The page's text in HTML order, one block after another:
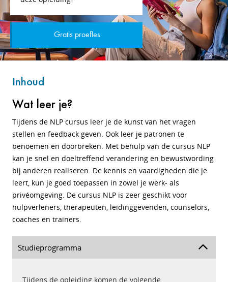
Gratis proefles
Inhoud
Wat leer je?
Tijdens de NLP cursus leer je de kunst van het vragen
stellen en feedback geven. Ook leer je patronen te
benoemen en doorbreken. Met behulp van de cursus NLP
kan je snel en doeltreffend verandering en bewustwording
bij anderen realiseren. De kennis en vaardigheden die je
leert, kun je goed toepassen in zowel je werk- als
privéomgeving. De cursus NLP is zeer geschikt voor
hulpverleners, therapeuten, leidinggevenden, counselors,
coaches en trainers.
Studieprogramma
Tijdens de opleiding komen de volgende